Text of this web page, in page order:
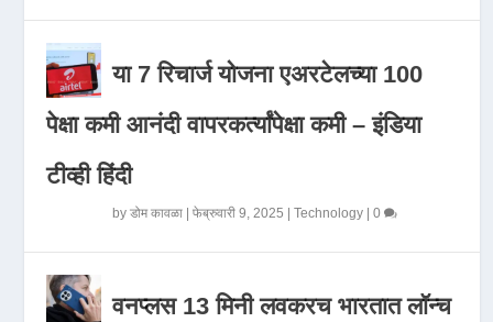
या 7 रिचार्ज योजना एअरटेलच्या 100
पेक्षा कमी आनंदी वापरकर्त्यांपेक्षा कमी – इंडिया
टीव्ही हिंदी
byडोम कावळा |फेब्रुवारी 9, 2025 |Technology |0
वनप्लस 13 मिनी लवकरच भारतात लॉन्च